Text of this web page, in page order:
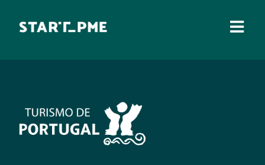
content
Fundo Santa Casa